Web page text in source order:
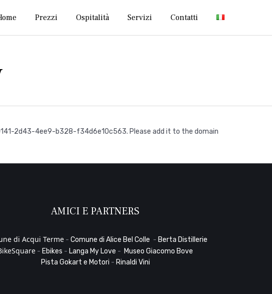
content
Prezzi Ospitalità Servizi Contatti
2d43-4ee9-b328-f34d6e10c563. Please add it to the domain
AMICI E PARTNERS
di Acqui Terme- Comune di Alice Bel Colle - Berta Distillerie
- Ebikes - Langa My Love - Museo Giacomo Bove
Pista Gokart e Motori - Rinaldi Vini